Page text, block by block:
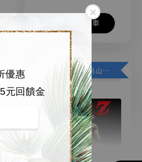
優惠
元回饋金
加入購物車
加購優惠【悟空 鳥山明紀念款 [奇蹟工作室]】